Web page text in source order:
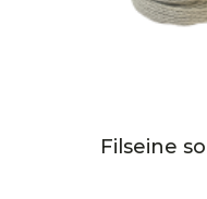
Filseine